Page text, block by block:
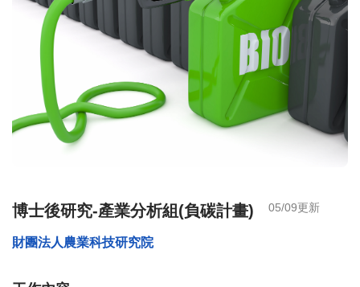
博士後研究-產業分析組(負碳計畫) 05/09更新
財團法人農業科技研究院